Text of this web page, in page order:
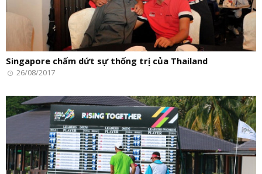
Singapore chấm dứt sự thống trị của Thailand
26/08/2017